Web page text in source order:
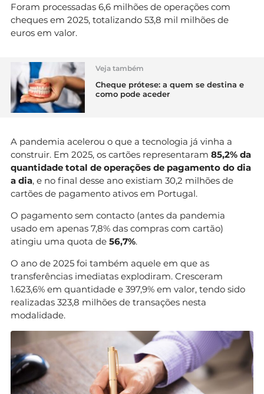
Foram processadas 6,6 milhões de operações com
cheques em 2025, totalizando 53,8 mil milhões de
euros em valor.
Veja também
Cheque prótese: a quem se destina e
como pode aceder
A pandemia acelerou o que a tecnologia já vinha a
construir. Em 2025, os cartões representaram 85,2% da
quantidade total de operações de pagamento do dia
a dia, e no final desse ano existiam 30,2 milhões de
cartões de pagamento ativos em Portugal.
O pagamento sem contacto (antes da pandemia
usado em apenas 7,8% das compras com cartão)
atingiu uma quota de 56,7%.
O ano de 2025 foi também aquele em que as
transferências imediatas explodiram. Cresceram
1.623,6% em quantidade e 397,9% em valor, tendo sido
realizadas 323,8 milhões de transações nesta
modalidade.